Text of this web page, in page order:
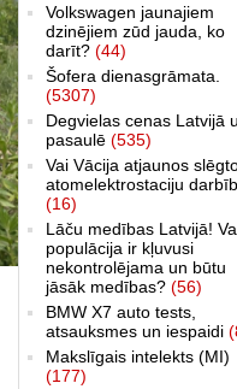
Volkswagen jaunajiem
dzinējiem zūd jauda, ko
darīt? (44)
Šofera dienasgrāmata.
(5307)
Degvielas cenas Latvijā
pasaulē (535)
Vai Vācija atjaunos
atomelektrostaciju
(16)
Lāču medības Latvijā!
populācija ir kļuvusi
nekontrolējama un būtu
jāsāk medības? (56)
BMW X7 auto tests,
atsauksmes un iespaidi
Makslīgais intelekts (MI)
(177)